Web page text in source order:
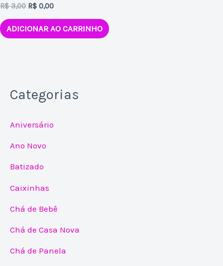
R$3,00 R$ 0,00
ADICIONAR AO CARRINHO
Categorias
Aniversário
Ano Novo
Batizado
Caixinhas
Chá de Bebê
Chá de Casa Nova
Chá de Panela